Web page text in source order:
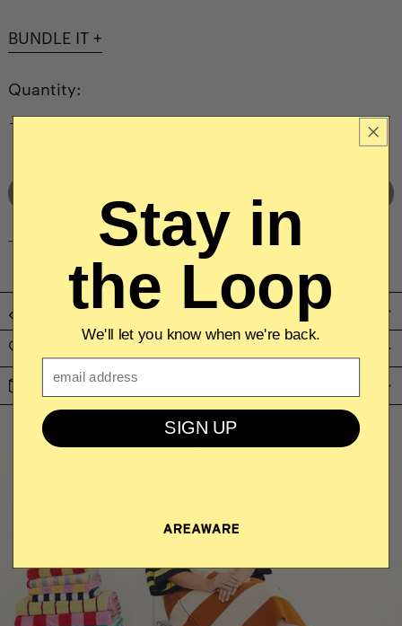
BUNDLE IT +
Quantity:
NOTIFY ME WHEN AVAILABLE
PRODUCT DETAILS
CARE & USE INSTRUCTIONS
SHIPPING & RETURNS
Stay in
the Loop
We'll let you know when we're back.
SIGN UP